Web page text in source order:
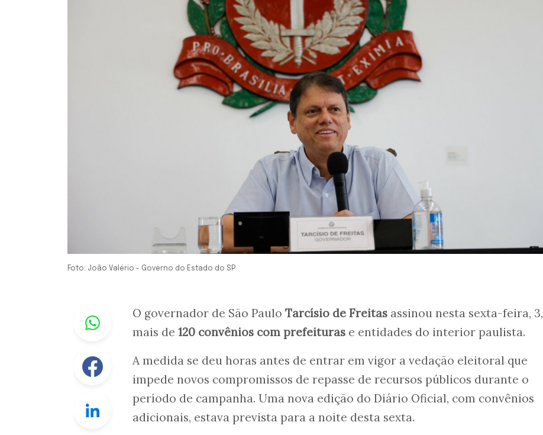
Foto: João Valério - Governo do Estado do SP
Whastapp
Facebook
Linkedin
O governador de São Paulo Tarcísio de Freitas assinou nesta sexta-feira, 3,
mais de 120 convênios com prefeituras e entidades do interior paulista.
A medida se deu horas antes de entrar em vigor a vedação eleitoral que
impede novos compromissos de repasse de recursos públicos durante o
período de campanha. Uma nova edição do Diário Oficial, com convênios
adicionais, estava prevista para a noite desta sexta.